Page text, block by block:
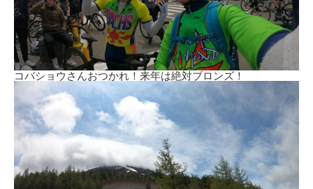
コバショウさんおつかれ！来年は絶対ブロンズ！